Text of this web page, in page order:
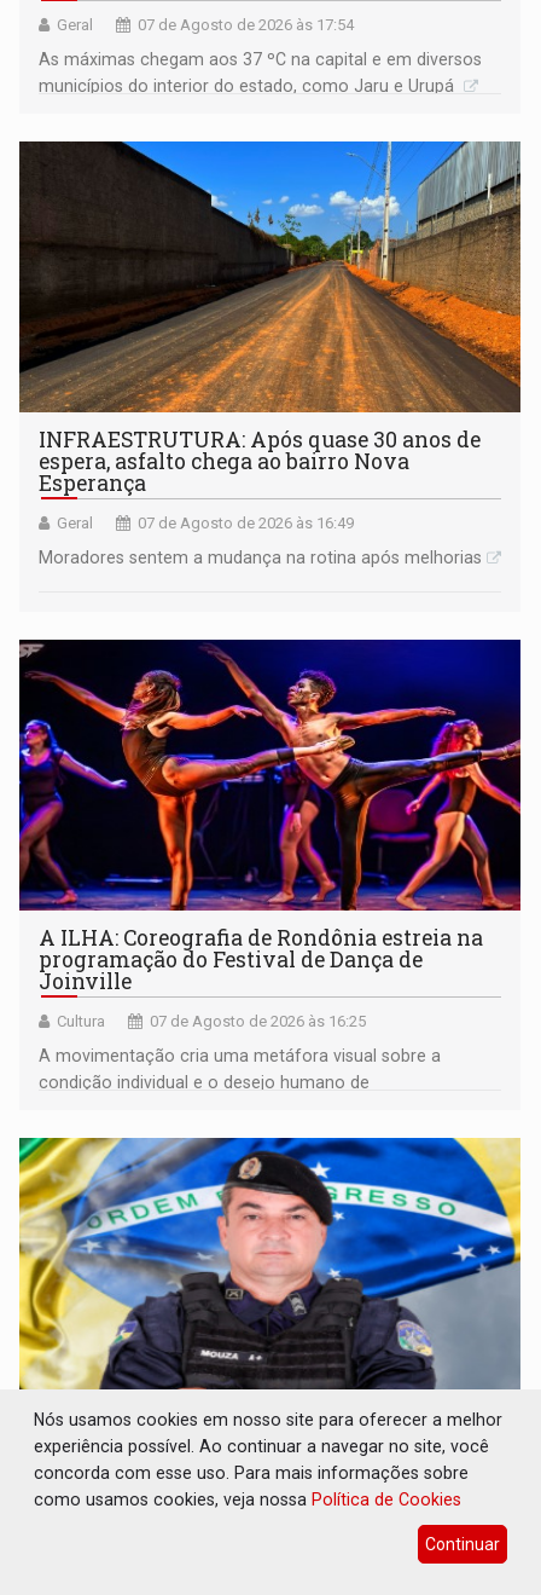
Geral 07 de Agosto de 2026 às 17:54
As máximas chegam aos 37 ºC na capital e em diversos
municípios do interior do estado, como Jaru e Urupá
INFRAESTRUTURA: Após quase 30 anos de
espera, asfalto chega ao bairro Nova
Esperança
Geral 07 de Agosto de 2026 às 16:49
Moradores sentem a mudança na rotina após melhorias
A ILHA: Coreografia de Rondônia estreia na
programação do Festival de Dança de
Joinville
Cultura 07 de Agosto de 2026 às 16:25
A movimentação cria uma metáfora visual sobre a
condição individual e o desejo humano de
ELEIÇÕES 2026: Sargento Mouza esclarece
'erro de digitação' em declaração de
patrimônio de R$ 29 milhões
Ele brincou dizendo ser "uma pena" não ter o dinheiro
Nós usamos cookies em nosso site para oferecer a melhor
experiência possível. Ao continuar a navegar no site, você
concorda com esse uso. Para mais informações sobre
como usamos cookies, veja nossa Política de Cookies
Continuar